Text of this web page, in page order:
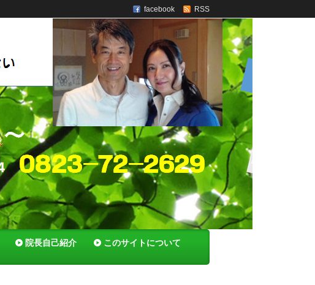
facebook RSS
院長自己紹介
このサイトについて